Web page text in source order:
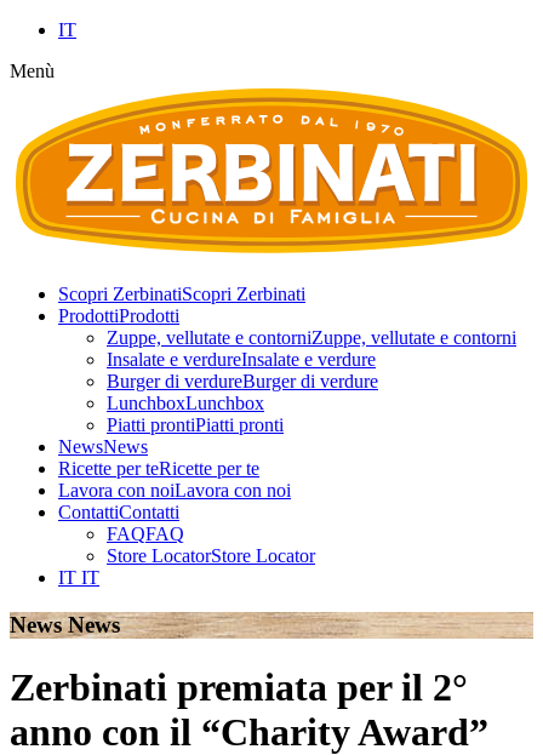
IT
Menù
Scopri ZerbinatiScopri Zerbinati
ProdottiProdotti
Zuppe, vellutate e contorniZuppe, vellutate e contorni
Insalate e verdureInsalate e verdure
Burger di verdureBurger di verdure
LunchboxLunchbox
Piatti prontiPiatti pronti
NewsNews
Ricette per teRicette per te
Lavora con noiLavora con noi
ContattiContatti
FAQFAQ
Store LocatorStore Locator
IT IT
News News
Zerbinati premiata per il 2°
anno con il “Charity Award”